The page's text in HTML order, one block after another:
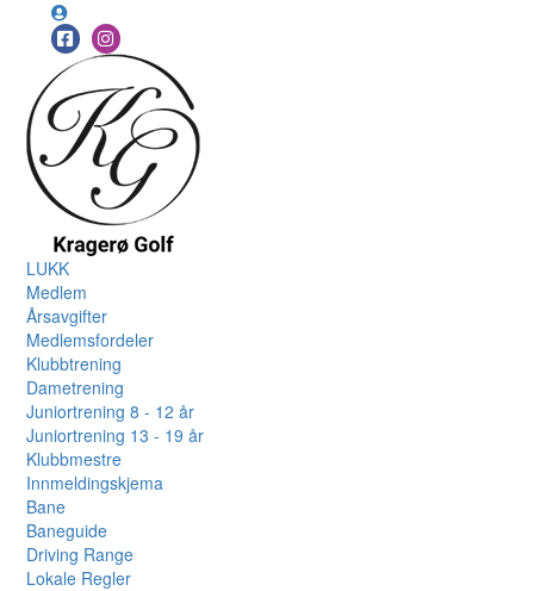
LUKK
Medlem
Årsavgifter
Medlemsfordeler
Klubbtrening
Dametrening
Juniortrening 8 - 12 år
Juniortrening 13 - 19 år
Klubbmestre
Innmeldingskjema
Bane
Baneguide
Driving Range
Lokale Regler